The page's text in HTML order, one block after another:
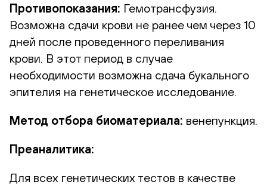
Противопоказания: Гемотрансфузия.
Возможна сдачи крови не ранее чем через 10
дней после проведенного переливания
крови. В этот период в случае
необходимости возможна сдача букального
эпителия на генетическое исследование.
Метод отбора биоматериала: венепункция.
Преаналитика:
Для всех генетических тестов в качестве